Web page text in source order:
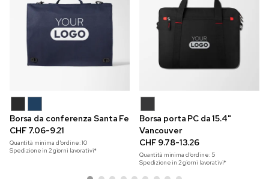
Borsa da conferenza Santa Fe
CHF 7.06-9.21
Quantità minima d'ordine:10
Spedizione in 2 giorni lavorativi*
Borsa porta PC da 15.4"
Vancouver
CHF 9.78-13.26
Quantità minima d'ordine: 5
Spedizione in 2 giorni lavorativi*